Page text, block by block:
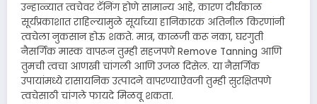
उन्हाळ्यात त्वचेवर टॅनिंग होणे सामान्य आहे, कारण दीर्घकाळ
सूर्यप्रकाशात राहिल्यामुळे सूर्याच्या हानिकारक अतिनील किरणांनी
त्वचेला नुकसान होऊ शकते. मात्र, काळजी करू नका, घरगुती
नैसर्गिक मास्क वापरून तुम्ही सहजपणे Remove Tanning आणि
तुमची त्वचा आणखी चांगली आणि उजळ दिसेल. या नैसर्गिक
उपायांमध्ये रासायनिक उत्पादने वापरण्याऐवजी तुम्ही सुरक्षितपणे
त्वचेसाठी चांगले फायदे मिळवू शकता.